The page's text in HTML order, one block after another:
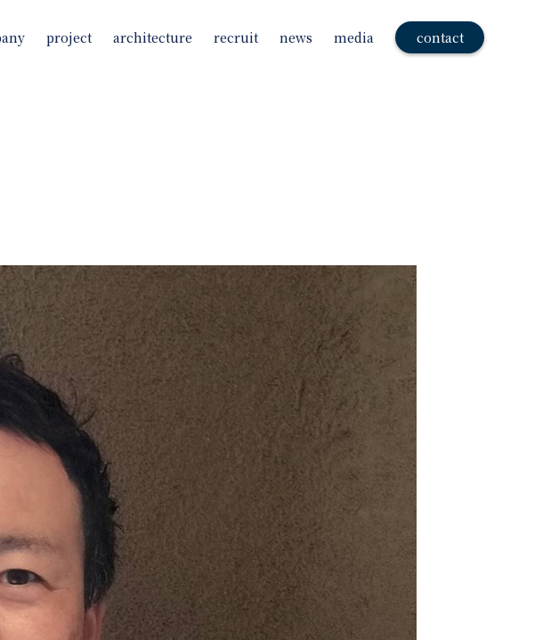
project architecture recruit news media contact